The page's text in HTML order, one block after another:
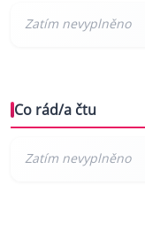
Co rád/a čtu